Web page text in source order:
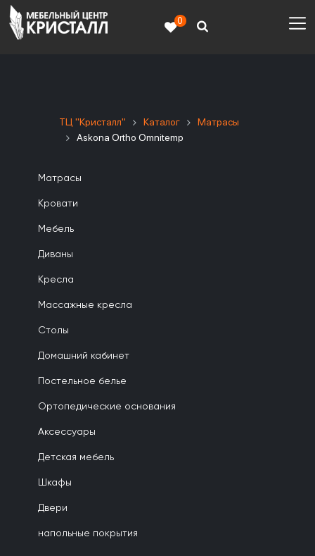
0
ТЦ "Кристалл" Каталог
Матрасы
Askona Ortho Omnitemp
Матрасы
Кровати
Мебель
Диваны
Кресла
Массажные кресла
Столы
Домашний кабинет
Постельное белье
Ортопедические основания
Аксессуары
Детская мебель
Шкафы
Двери
напольные покрытия